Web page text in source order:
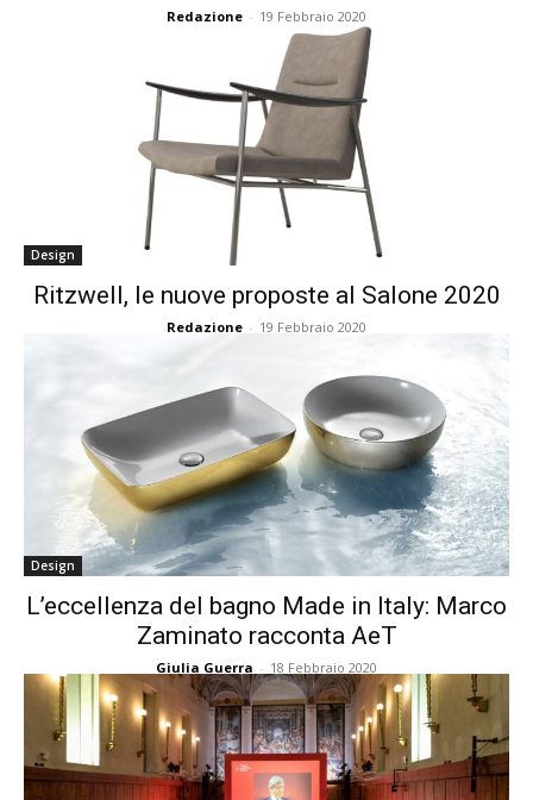
Redazione - 19 Febbraio 2020
Design
Ritzwell, le nuove proposte al Salone 2020
Redazione - 19 Febbraio 2020
Design
L’eccellenza del bagno Made in Italy: Marco
Zaminato racconta AeT
Giulia Guerra - 18 Febbraio 2020